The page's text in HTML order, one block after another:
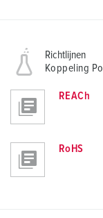
Richtlijnen
Koppeling
REACh
RoHS